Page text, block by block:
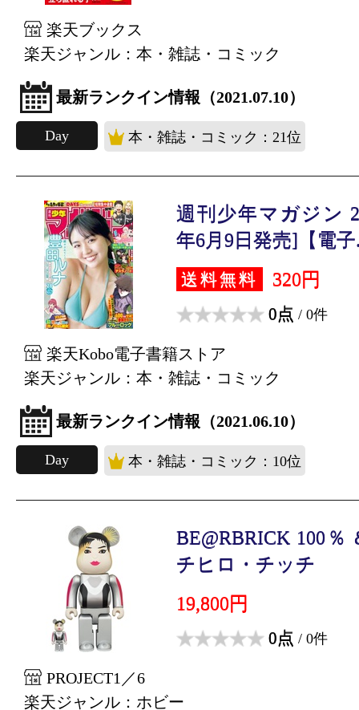
楽天ブックス
楽天ジャンル：本・雑誌・コミック
最新ランクイン情報（2021.07.10）
Day 本・雑誌・コミック：21位
週刊少年マガジン
年6月9日発売]【電子
送料無料 320円
0点 / 0件
楽天Kobo電子書籍ストア
楽天ジャンル：本・雑誌・コミック
最新ランクイン情報（2021.06.10）
Day 本・雑誌・コミック：10位
BE@RBRICK 100
チヒロ・チッチ
19,800円
0点 / 0件
PROJECT1／6
楽天ジャンル：ホビー